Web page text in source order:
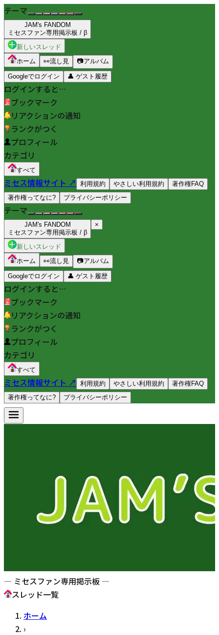
テーマ
JAM's FANDOM
ミセスファン専用掲示板 / β
新しいスレッド
ホーム
👀流し見 📷アルバム
Googleでログイン 👤 ゲスト履歴
ログインすると…
ブックマーク
リアクションの通知
ランクがつく
プロフィール
カテゴリ
すべて
ミセス情報サイト ↗ 利用規約 やさしい利用規約
著作権FAQ
著作権ってなに?
プライバシーポリシー
テーマ
JAM's FANDOM
ミセスファン専用掲示板 / β
×
新しいスレッド
ホーム
👀流し見 📷アルバム
Googleでログイン 👤 ゲスト履歴
ログインすると…
ブックマーク
リアクションの通知
ランクがつく
プロフィール
カテゴリ
すべて
ミセス情報サイト ↗ 利用規約 やさしい利用規約
著作権FAQ
著作権ってなに?
プライバシーポリシー
— ミセスファン専用掲示板 —
スレッド一覧
ホーム
›